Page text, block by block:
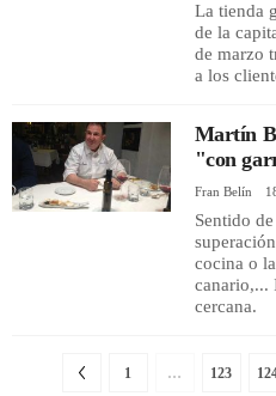
La tienda
de la
de marzo
a los
Martín
"con
Fran Belín
Sentido
cocina o
canario,...
cercana.
1 … 123